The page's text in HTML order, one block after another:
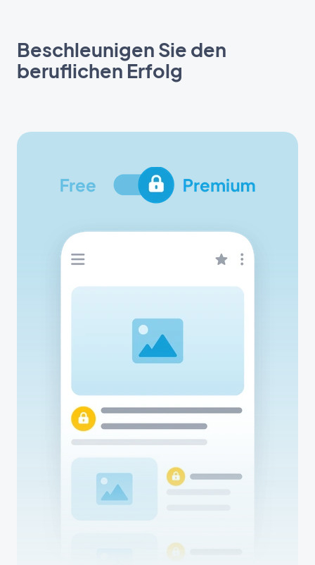
Beschleunigen Sie den
beruflichen Erfolg